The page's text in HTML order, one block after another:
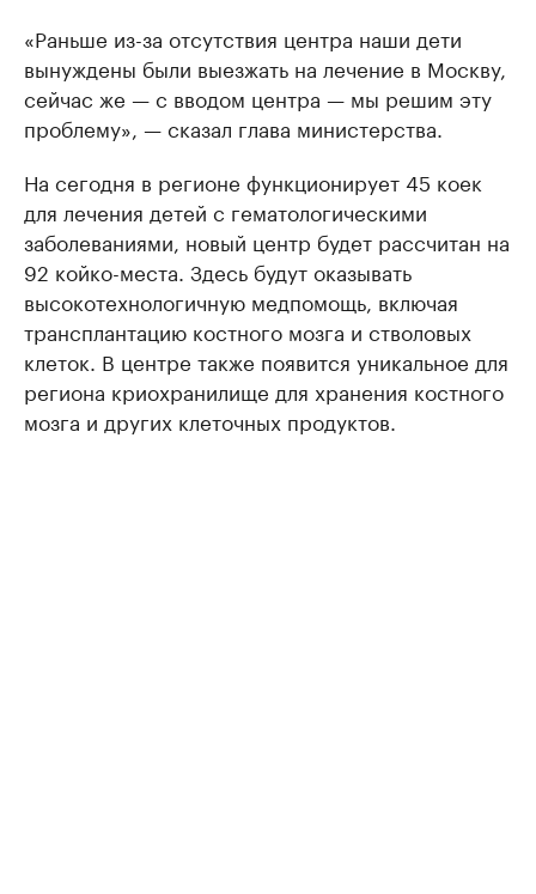
«Раньше из-за отсутствия центра наши дети
вынуждены были выезжать на лечение в Москву,
сейчас же — с вводом центра — мы решим эту
проблему», — сказал глава министерства.
На сегодня в регионе функционирует 45 коек
для лечения детей с гематологическими
заболеваниями, новый центр будет рассчитан на
92 койко-места. Здесь будут оказывать
высокотехнологичную медпомощь, включая
трансплантацию костного мозга и стволовых
клеток. В центре также появится уникальное для
региона криохранилище для хранения костного
мозга и других клеточных продуктов.